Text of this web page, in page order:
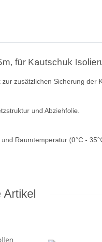
für Kautschuk
zusätzlichen Sicherung
und Abziehfolie.
Raumtemperatur (0°C -
Artikel